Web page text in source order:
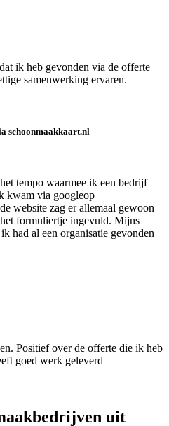
ik heb gevonden via de offerte
samenwerking ervaren.
schoonmaakkaart.nl
tempo waarmee ik een bedrijf
kwam via googleop
website zag er allemaal gewoon
formuliertje ingevuld. Mijns
had al een organisatie gevonden
Positief over de offerte die ik heb
goed werk geleverd
uit